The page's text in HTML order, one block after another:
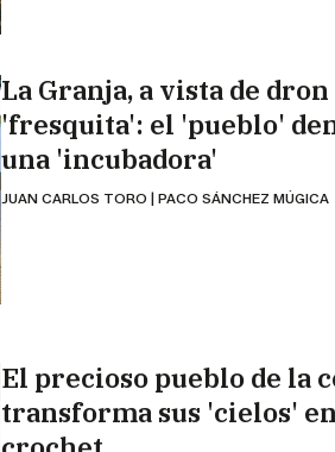
La Granja, a vista de
'fresquita': el 'pueblo'
una 'incubadora'
JUAN CARLOS TORO | PACO SÁNCHEZ MÚGICA
El precioso pueblo de la
transforma sus 'cielos'